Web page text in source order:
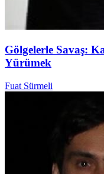
Gölgelerle Savaş:
Yürümek
Fuat Sürmeli